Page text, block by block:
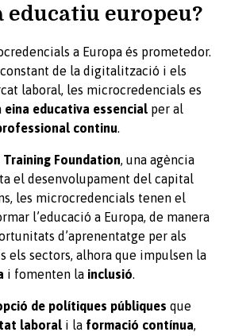
educatiu europeu?
a Europa és prometedor.
de la digitalització i els
laboral, les microcredencials es
eina educativa essencial per al
continu.
Training Foundation, una agència
el desenvolupament del capital
les microcredencials tenen el
l’educació a Europa, de manera
d’aprenentatge per als
els sectors, alhora que impulsen la
i fomenten la inclusió.
de polítiques públiques que
laboral i la formació contínua,